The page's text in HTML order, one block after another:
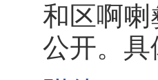
和区啊
公开。